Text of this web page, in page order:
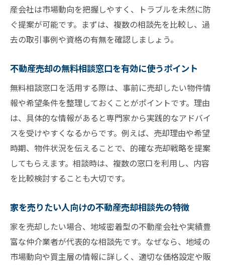
土地売買無料相談サービスの賢い選び方と
注意点
不動産売却に強い相談窓口の見極め方と体
験談
由
司法書士や市役所の無料相談を使い分ける
不動産売却の無料相談で失敗しない交渉術
家を売りたい時に注意すべき相談先の選び方
家を売りたい時の不動産売却相談先比較ポ
不動産売却の相談はどこに頼むのが最適か
検証
口コミや実績から選ぶ不動産売却相談先の
基準
産会社は市場動向を把握しやすく、トラブルを未然に防
ぐ提案が可能です。まずは、複数の相談先を比較し、過
去の取引事例や資格の有無を確認しましょう。
不動産売却の無料相談窓口を有効に使うポイント
無料相談窓口を活用する際は、事前に売却したい物件情
報や希望条件を整理しておくことがポイントです。理由
は、具体的な情報があると専門家から実践的なアドバイ
スを受けやすくなるからです。例えば、売却理由や希望
時期、物件状況を伝えることで、的確な売却戦略を提案
してもらえます。相談時は、複数の窓口を利用し、内容
を比較検討することも大切です。
家を売りたい人向けの不動産売却相談先の特徴
家を売却したい場合、地域密着型の不動産会社や実績豊
富な仲介業者が代表的な相談先です。なぜなら、地域の
市場動向や買主層の情報に詳しく、適切な価格設定や販